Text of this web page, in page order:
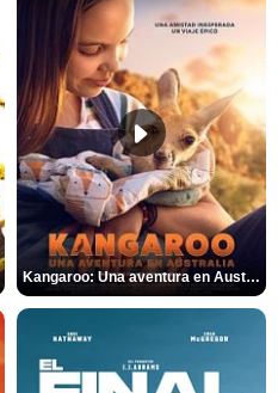
Kangaroo: Una aventura en Australia Tráiler